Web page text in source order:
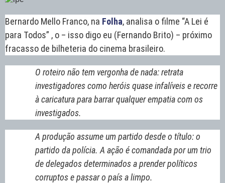
Bernardo Mello Franco, na Folha, analisa o filme “A Lei é
para Todos” , o – isso digo eu (Fernando Brito) – próximo
fracasso de bilheteria do cinema brasileiro.
O roteiro não tem vergonha de nada: retrata
investigadores como heróis quase infalíveis e recorre
à caricatura para barrar qualquer empatia com os
investigados.
A produção assume um partido desde o título: o
partido da polícia. A ação é comandada por um trio
de delegados determinados a prender políticos
corruptos e passar o país a limpo.